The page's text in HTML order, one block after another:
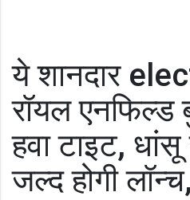
ये शानदार
रॉयल एनफिल्ड
हवा टाइट,
जल्द होगी